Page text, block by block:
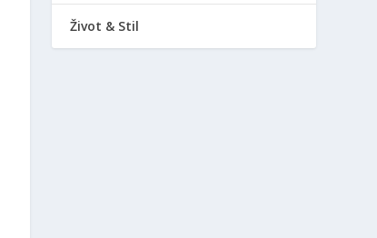
Život & Stil